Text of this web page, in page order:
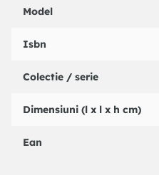
Model
Isbn
Colectie / serie
Dimensiuni (l x l x h cm)
Ean